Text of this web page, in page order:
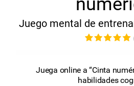
Juego mental de
Juega online a “Cinta
habilidades